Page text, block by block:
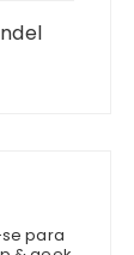
para